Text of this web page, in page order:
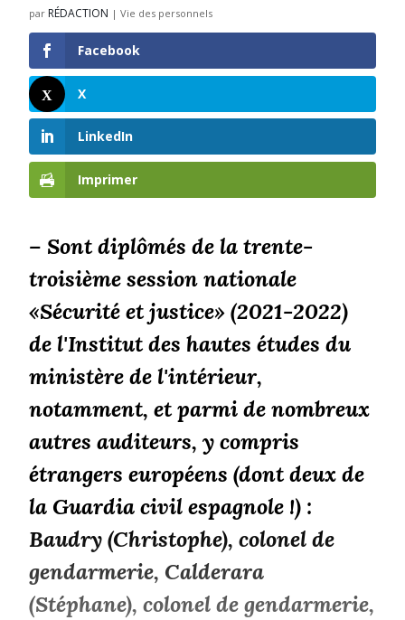
par RÉDACTION |Vie des personnels
Facebook
X
LinkedIn
Imprimer
– Sont diplômés de la trente-
troisième session nationale
«Sécurité et justice» (2021-2022)
de l'Institut des hautes études du
ministère de l'intérieur,
notamment, et parmi de nombreux
autres auditeurs, y compris
étrangers européens (dont deux de
la Guardia civil espagnole !) :
Baudry (Christophe), colonel de
gendarmerie, Calderara
(Stéphane), colonel de gendarmerie,